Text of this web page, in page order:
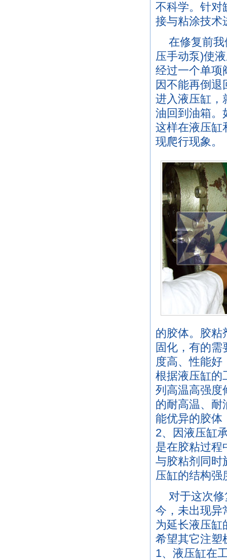
不科学。针对
接与粘涂技术
在修复前
压手动泵)使
经过一个单项
因不能再倒
进入液压缸，
油回到油箱。
这样在液压缸
现爬行现象。
的胶体。胶粘
固化，有的
度高、性能好
根据液压缸的
列高温高强度
的耐高温、耐
能优异的胶体
2、因液压缸
是在胶粘过程
与胶粘剂同时
压缸的结构强
对于这次
今，未出现异
为延长液压缸
希望其它注塑
1、液压缸在